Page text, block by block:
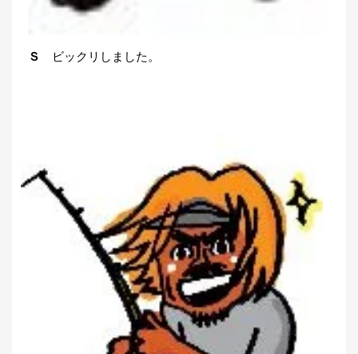
Ｓ ビックリしました。